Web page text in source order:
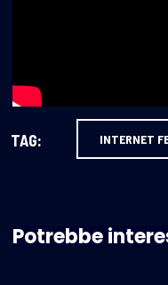
TAG: INTERNET
Potrebbe